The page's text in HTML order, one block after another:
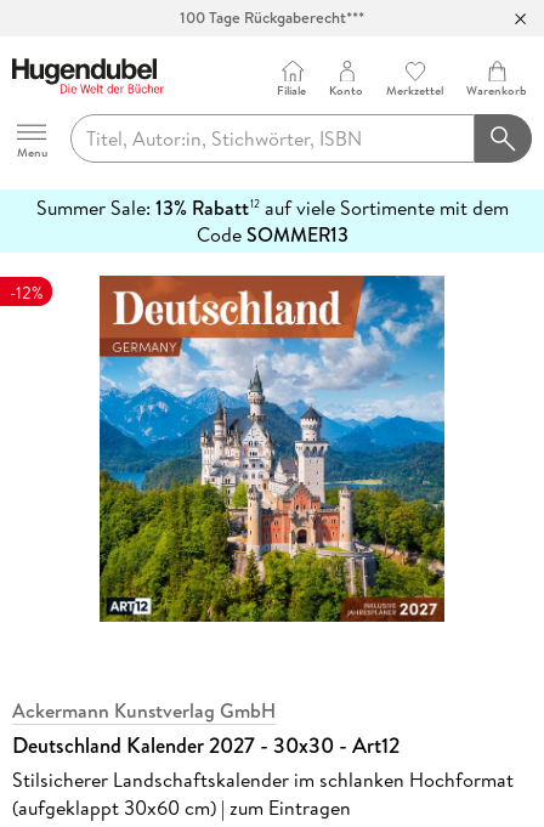
100 Tage Rückgaberecht***
Hugendubel
Menu
Filiale Konto Merkzettel Warenkorb
Summer Sale: 13% Rabatt12auf viele Sortimente mit dem
CodeSOMMER13
erfahren
-12%
Ackermann Kunstverlag GmbH
Deutschland Kalender 2027 - 30x30 - Art12
Stilsicherer Landschaftskalender im schlanken Hochformat
(aufgeklappt 30x60 cm) | zum Eintragen